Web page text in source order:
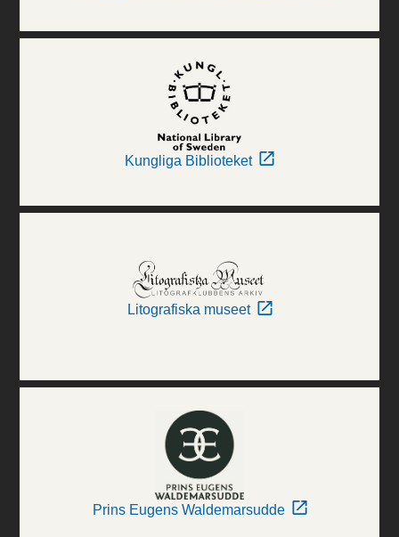
Kungliga Biblioteket
Litografiska museet
Prins Eugens Waldemarsudde